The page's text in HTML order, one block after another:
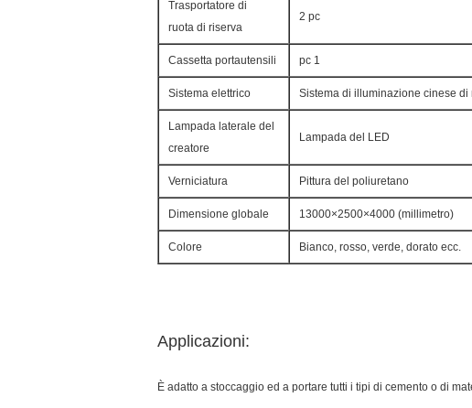
Trasportatore di
ruota di riserva
2 pc
Cassetta portautensili pc 1
Sistema elettrico Sistema di illuminazione cinese di
Lampada laterale del
creatore
Lampada del LED
Verniciatura Pittura del poliuretano
Dimensione globale 13000×2500×4000 (millimetro)
Colore Bianco, rosso, verde, dorato ecc.
Applicazioni:
È adatto a stoccaggio ed a portare tutti i tipi di cemento o di